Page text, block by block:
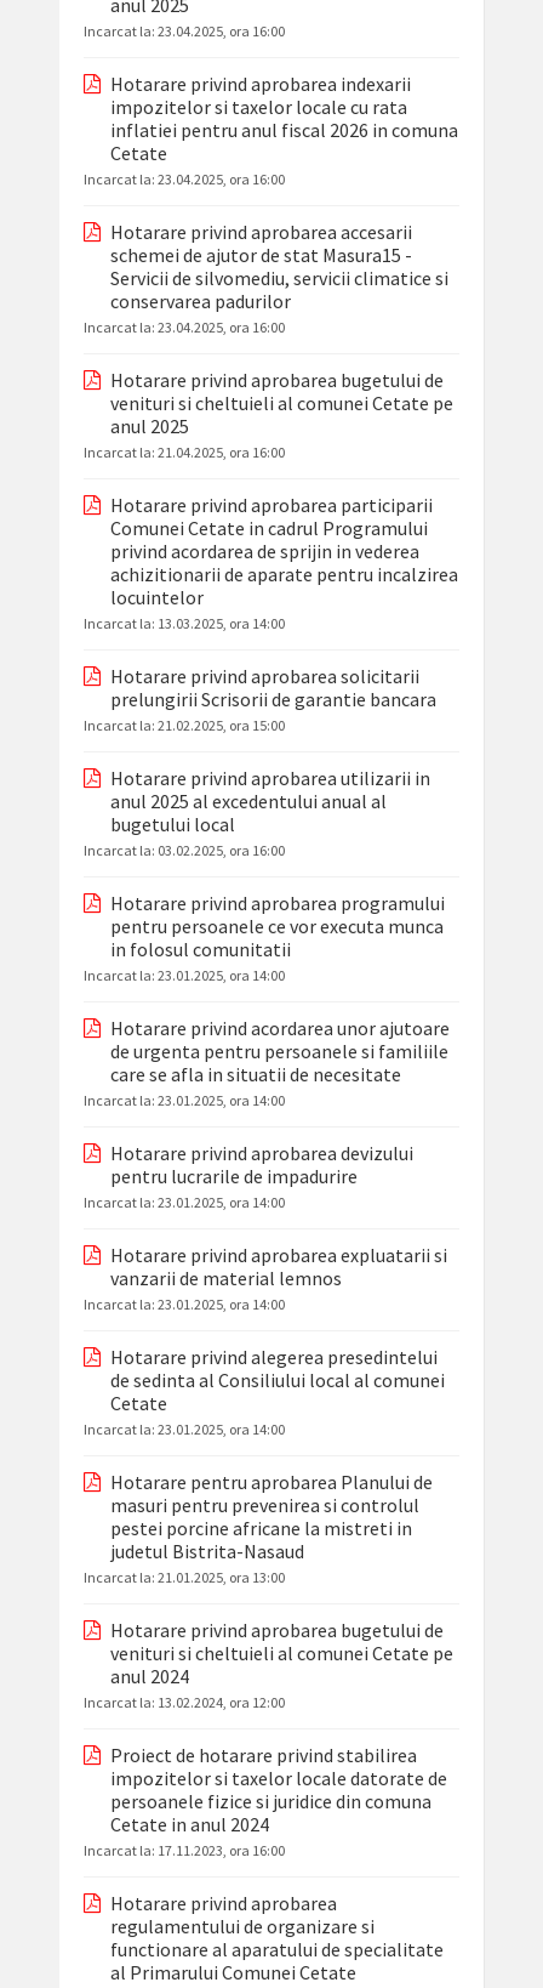
anul 2025
Incarcat la: 23.04.2025, ora 16:00
Hotarare privind aprobarea indexarii
impozitelor si taxelor locale cu rata
inflatiei pentru anul fiscal 2026 in comuna
Cetate
Incarcat la: 23.04.2025, ora 16:00
Hotarare privind aprobarea accesarii
schemei de ajutor de stat Masura15 -
Servicii de silvomediu, servicii climatice si
conservarea padurilor
Incarcat la: 23.04.2025, ora 16:00
Hotarare privind aprobarea bugetului de
venituri si cheltuieli al comunei Cetate pe
anul 2025
Incarcat la: 21.04.2025, ora 16:00
Hotarare privind aprobarea participarii
Comunei Cetate in cadrul Programului
privind acordarea de sprijin in vederea
achizitionarii de aparate pentru incalzirea
locuintelor
Incarcat la: 13.03.2025, ora 14:00
Hotarare privind aprobarea solicitarii
prelungirii Scrisorii de garantie bancara
Incarcat la: 21.02.2025, ora 15:00
Hotarare privind aprobarea utilizarii in
anul 2025 al excedentului anual al
bugetului local
Incarcat la: 03.02.2025, ora 16:00
Hotarare privind aprobarea programului
pentru persoanele ce vor executa munca
in folosul comunitatii
Incarcat la: 23.01.2025, ora 14:00
Hotarare privind acordarea unor ajutoare
de urgenta pentru persoanele si familiile
care se afla in situatii de necesitate
Incarcat la: 23.01.2025, ora 14:00
Hotarare privind aprobarea devizului
pentru lucrarile de impadurire
Incarcat la: 23.01.2025, ora 14:00
Hotarare privind aprobarea expluatarii si
vanzarii de material lemnos
Incarcat la: 23.01.2025, ora 14:00
Hotarare privind alegerea presedintelui
de sedinta al Consiliului local al comunei
Cetate
Incarcat la: 23.01.2025, ora 14:00
Hotarare pentru aprobarea Planului de
masuri pentru prevenirea si controlul
pestei porcine africane la mistreti in
judetul Bistrita-Nasaud
Incarcat la: 21.01.2025, ora 13:00
Hotarare privind aprobarea bugetului de
venituri si cheltuieli al comunei Cetate pe
anul 2024
Incarcat la: 13.02.2024, ora 12:00
Proiect de hotarare privind stabilirea
impozitelor si taxelor locale datorate de
persoanele fizice si juridice din comuna
Cetate in anul 2024
Incarcat la: 17.11.2023, ora 16:00
Hotarare privind aprobarea
regulamentului de organizare si
functionare al aparatului de specialitate
al Primarului Comunei Cetate